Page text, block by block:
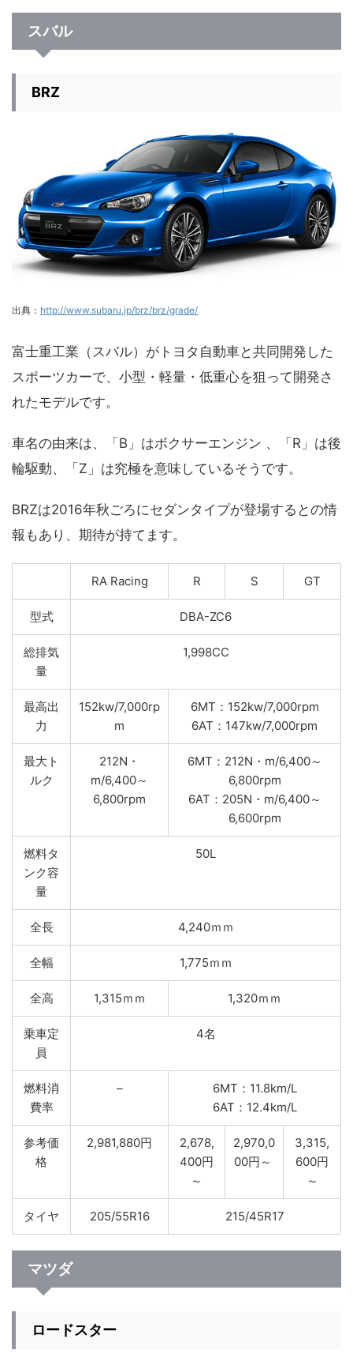
スバル
BRZ
出典： http://www.subaru.jp/brz/brz/grade/
富士重工業（スバル）がトヨタ自動車と共同開発した
スポーツカーで、小型・軽量・低重心を狙って開発さ
れたモデルです。
車名の由来は、「B」はボクサーエンジン 、「R」は後
輪駆動、「Z」は究極を意味しているそうです。
BRZは2016年秋ごろにセダンタイプが登場するとの情
報もあり、期待が持てます。
RA Racing R S GT
型式 DBA-ZC6
総排気
量
1,998CC
最高出
力
152kw/7,000rp
m
6MT：152kw/7,000rpm
6AT：147kw/7,000rpm
最大ト
ルク
212N・
m/6,400～
6,800rpm
6MT：212N・m/6,400～
6,800rpm
6AT：205N・m/6,400～
6,600rpm
燃料タ
ンク容
量
50L
全長 4,240ｍｍ
全幅 1,775ｍｍ
全高 1,315ｍｍ 1,320ｍｍ
乗車定
員
4名
燃料消
費率
–
6MT：11.8km/L
6AT：12.4km/L
参考価
格
2,981,880円
2,678,
400円
～
2,970,0
00円～
3,315,
600円
～
タイヤ 205/55R16 215/45R17
マツダ
ロードスター